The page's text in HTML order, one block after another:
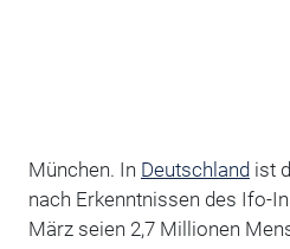
München. In Deutschlandist
nach Erkenntnissen des Ifo-
März seien 2,7 Millionen